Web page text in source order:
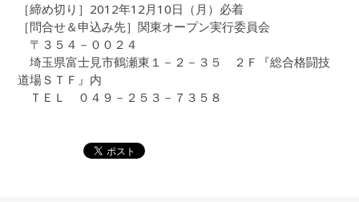
［締め切り］2012年12月10日（月）必着
［問合せ＆申込み先］関東オープン実行委員会
〒３５４－００２４
埼玉県富士見市鶴瀬東１－２－３５ ２Ｆ『総合格闘技
道場ＳＴＦ』内
ＴＥＬ ０４９－２５３－７３５８